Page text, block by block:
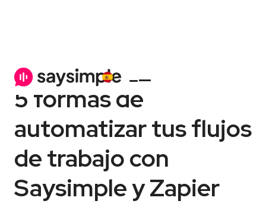
WhatsApp Business
5 formas de
automatizar tus flujos
de trabajo con
Saysimple y Zapier